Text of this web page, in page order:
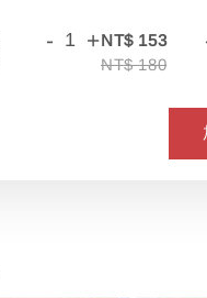
- +NT$ 153
NT$ 180